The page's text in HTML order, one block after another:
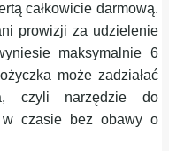
całkowicie darmową.
prowizji za udzielenie
maksymalnie 6
może zadziałać
czyli narzędzie do
w czasie bez obawy o